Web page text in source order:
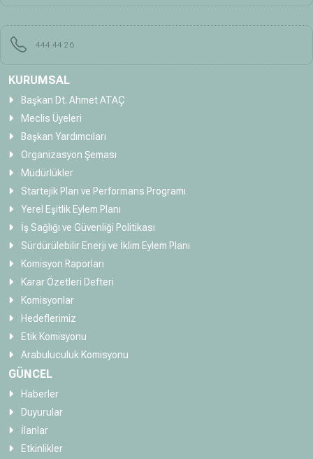
444 44 26
KURUMSAL
Başkan Dt. Ahmet ATAÇ
Meclis Üyeleri
Başkan Yardımcıları
Organizasyon Şeması
Müdürlükler
Startejik Plan ve Performans Programı
Yerel Eşitlik Eylem Planı
İş Sağlığı ve Güvenliği Politikası
Sürdürülebilir Enerji ve İklim Eylem Planı
Komisyon Raporları
Karar Özetleri Defteri
Komisyonlar
Hedeflerimiz
Etik Komisyonu
Arabuluculuk Komisyonu
GÜNCEL
Haberler
Duyurular
İlanlar
Etkinlikler